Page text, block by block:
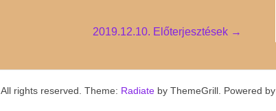
2019.12.10. Előterjesztések →
. All rights reserved. Theme: Radiate by ThemeGrill. Powered by